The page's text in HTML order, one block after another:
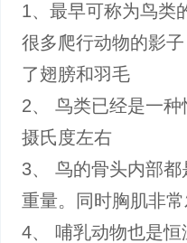
1、最早可称为鸟类
很多爬行动物的影
了翅膀和羽毛
2、 鸟类已经是一
摄氏度左右
3、 鸟的骨头内部
重量。同时胸肌非
4、 哺乳动物也是